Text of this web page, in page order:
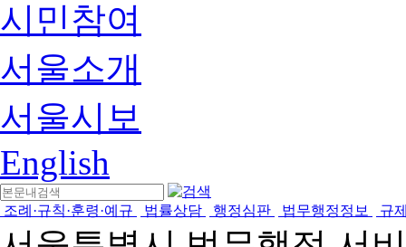
시민참여
서울소개
서울시보
English
조례·규칙·훈령·예규 법률상담 행정심판 법무행정정보 규